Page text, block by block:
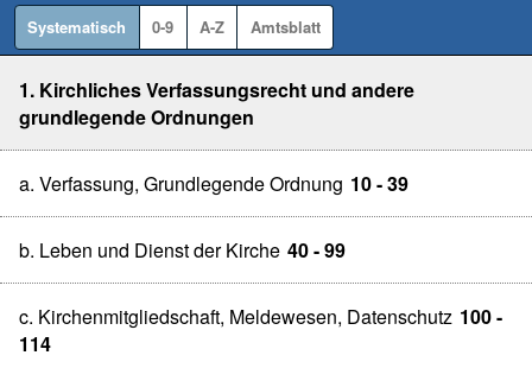
Systematisch 0-9 A-Z Amtsblatt
1. Kirchliches Verfassungsrecht und andere
grundlegende Ordnungen
a. Verfassung, Grundlegende Ordnung 10 - 39
b. Leben und Dienst der Kirche 40 - 99
c. Kirchenmitgliedschaft, Meldewesen, Datenschutz 100 -
114